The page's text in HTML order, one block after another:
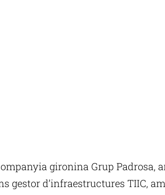
gironina Grup Padrosa,
gestor d’infraestructures TIIC,